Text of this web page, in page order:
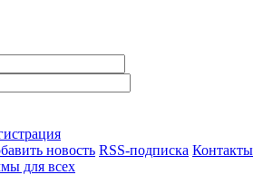
новость RSS-подписка Контакты
для всех